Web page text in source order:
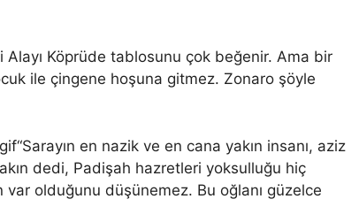
Alayı Köprüde tablosunu çok beğenir. Ama bir
ile çingene hoşuna gitmez. Zonaro şöyle
“Sarayın en nazik ve en cana yakın insanı, aziz
dedi, Padişah hazretleri yoksulluğu hiç
var olduğunu düşünemez. Bu oğlanı güzelce